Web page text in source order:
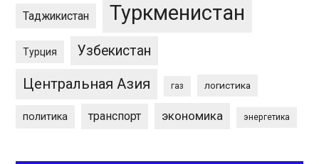
Таджикистан Туркменистан
Турция Узбекистан
Центральная Азия газ логистика
политика транспорт экономика энергетика